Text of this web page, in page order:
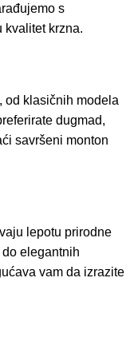
s
kvalitet krzna.
od klasičnih modela
dugmad,
savršeni monton
lepotu prirodne
elegantnih
vam da izrazite